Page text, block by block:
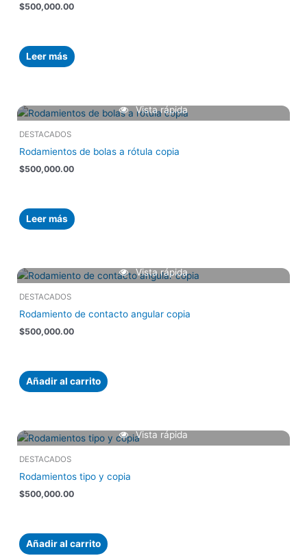
$500,000.00
Leer más
Vista rápida
DESTACADOS
Rodamientos de bolas a rótula copia
$500,000.00
Leer más
Vista rápida
DESTACADOS
Rodamiento de contacto angular copia
$500,000.00
Añadir al carrito
Vista rápida
DESTACADOS
Rodamientos tipo y copia
$500,000.00
Añadir al carrito